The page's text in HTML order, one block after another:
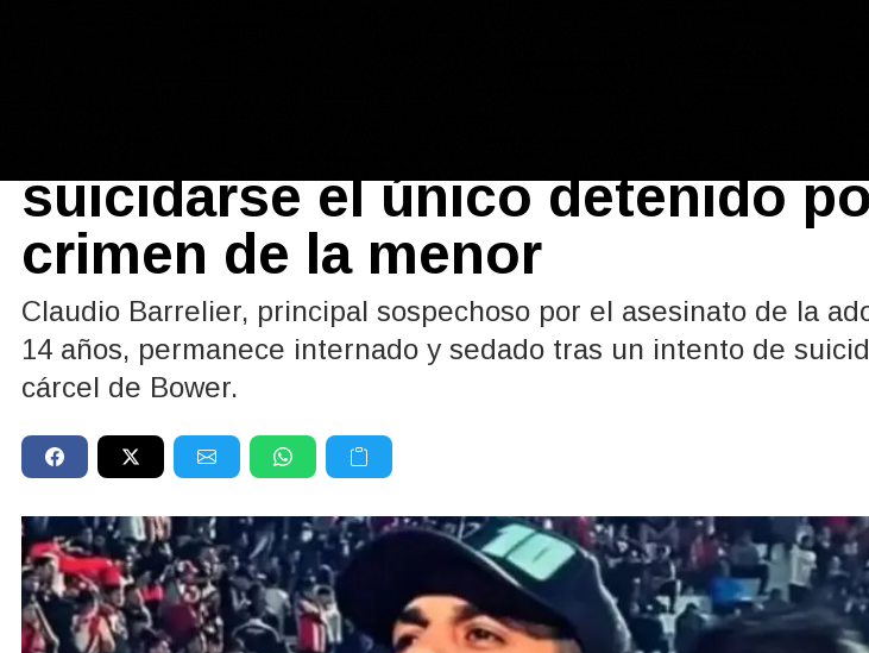
suicidarse el único detenido
crimen de la menor
Claudio Barrelier, principal sospechoso por el asesinato de la
14 años, permanece internado y sedado tras un intento de
cárcel de Bower.